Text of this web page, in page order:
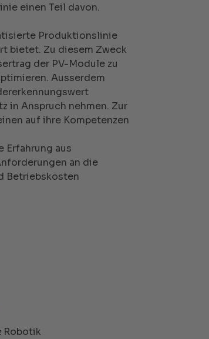
einen Teil davon.
Produktionslinie
bietet. Zu diesem Zweck
der PV-Module zu
Ausserdem
in Anspruch nehmen. Zur
auf ihre Kompetenzen
Erfahrung aus
an die
Betriebskosten
Robotik